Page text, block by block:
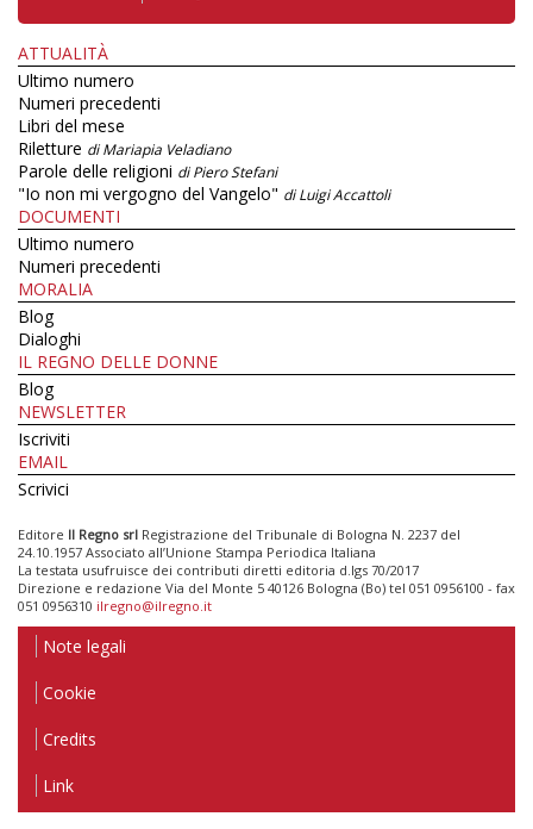
ATTUALITÀ
Ultimo numero
Numeri precedenti
Libri del mese
Riletture di Mariapia Veladiano
Parole delle religioni di Piero Stefani
"Io non mi vergogno del Vangelo" di Luigi Accattoli
DOCUMENTI
Ultimo numero
Numeri precedenti
MORALIA
Blog
Dialoghi
IL REGNO DELLE DONNE
Blog
NEWSLETTER
Iscriviti
EMAIL
Scrivici
Editore Il Regno srl Registrazione del Tribunale di Bologna N. 2237 del
24.10.1957 Associato all’Unione Stampa Periodica Italiana
La testata usufruisce dei contributi diretti editoria d.lgs 70/2017
Direzione e redazione Via del Monte 5 40126 Bologna (Bo) tel 051 0956100 - fax
051 0956310 ilregno@ilregno.it
Note legali
Cookie
Credits
Link